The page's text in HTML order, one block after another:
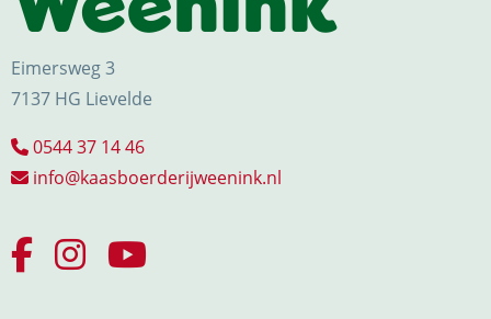
Eimersweg 3
7137 HG Lievelde
0544 37 14 46
info@kaasboerderijweenink.nl